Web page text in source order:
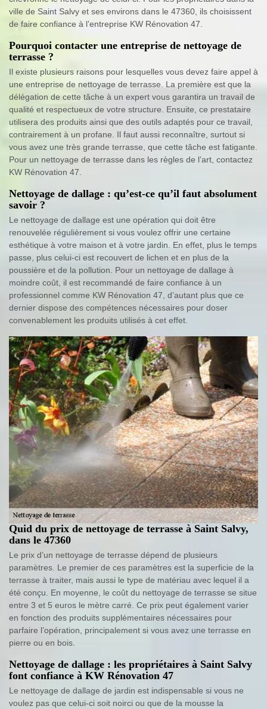
ville de Saint Salvy et ses environs dans le 47360, ils choisissent
de faire confiance à l’entreprise KW Rénovation 47.
Pourquoi contacter une entreprise de nettoyage de
terrasse ?
Il existe plusieurs raisons pour lesquelles vous devez faire appel à
une entreprise de nettoyage de terrasse. La première est que la
délégation de cette tâche à un expert vous garantira un travail de
qualité et respectueux de votre structure. Ensuite, ce prestataire
utilisera des produits ainsi que des outils adaptés pour ce travail,
contrairement à un profane. Il faut aussi reconnaître, surtout si
vous avez une très grande terrasse, que cette tâche est fatigante.
Pour un nettoyage de terrasse dans les règles de l’art, contactez
KW Rénovation 47.
Nettoyage de dallage : qu’est-ce qu’il faut absolument
savoir ?
Le nettoyage de dallage est une opération qui doit être
renouvelée régulièrement si vous voulez offrir une certaine
esthétique à votre maison et à votre jardin. En effet, plus le temps
passe, plus celui-ci est recouvert de lichen et en plus de la
poussière et de la pollution. Pour un nettoyage de dallage à
moindre coût, il est recommandé de faire confiance à un
professionnel comme KW Rénovation 47, d’autant plus que ce
dernier dispose des compétences nécessaires pour doser
convenablement les produits utilisés à cet effet.
Quid du prix de nettoyage de terrasse à Saint Salvy,
dans le 47360
Le prix d’un nettoyage de terrasse dépend de plusieurs
paramètres. Le premier de ces paramètres est la superficie de la
terrasse à traiter, mais aussi le type de matériau avec lequel il a
été conçu. En moyenne, le coût du nettoyage de terrasse se situe
entre 3 et 5 euros le mètre carré. Ce prix peut également varier
en fonction des produits supplémentaires nécessaires pour
parfaire l’opération, principalement si vous avez une terrasse en
pierre ou en bois.
Nettoyage de dallage : les propriétaires à Saint Salvy
font confiance à KW Rénovation 47
Le nettoyage de dallage de jardin est indispensable si vous ne
voulez pas que celui-ci soit noirci ou que de la mousse la